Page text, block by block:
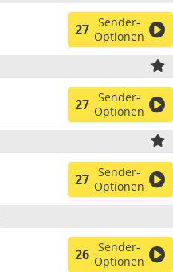
27 Sender-
Optionen
27 Sender-
Optionen
27 Sender-
Optionen
26 Sender-
Optionen